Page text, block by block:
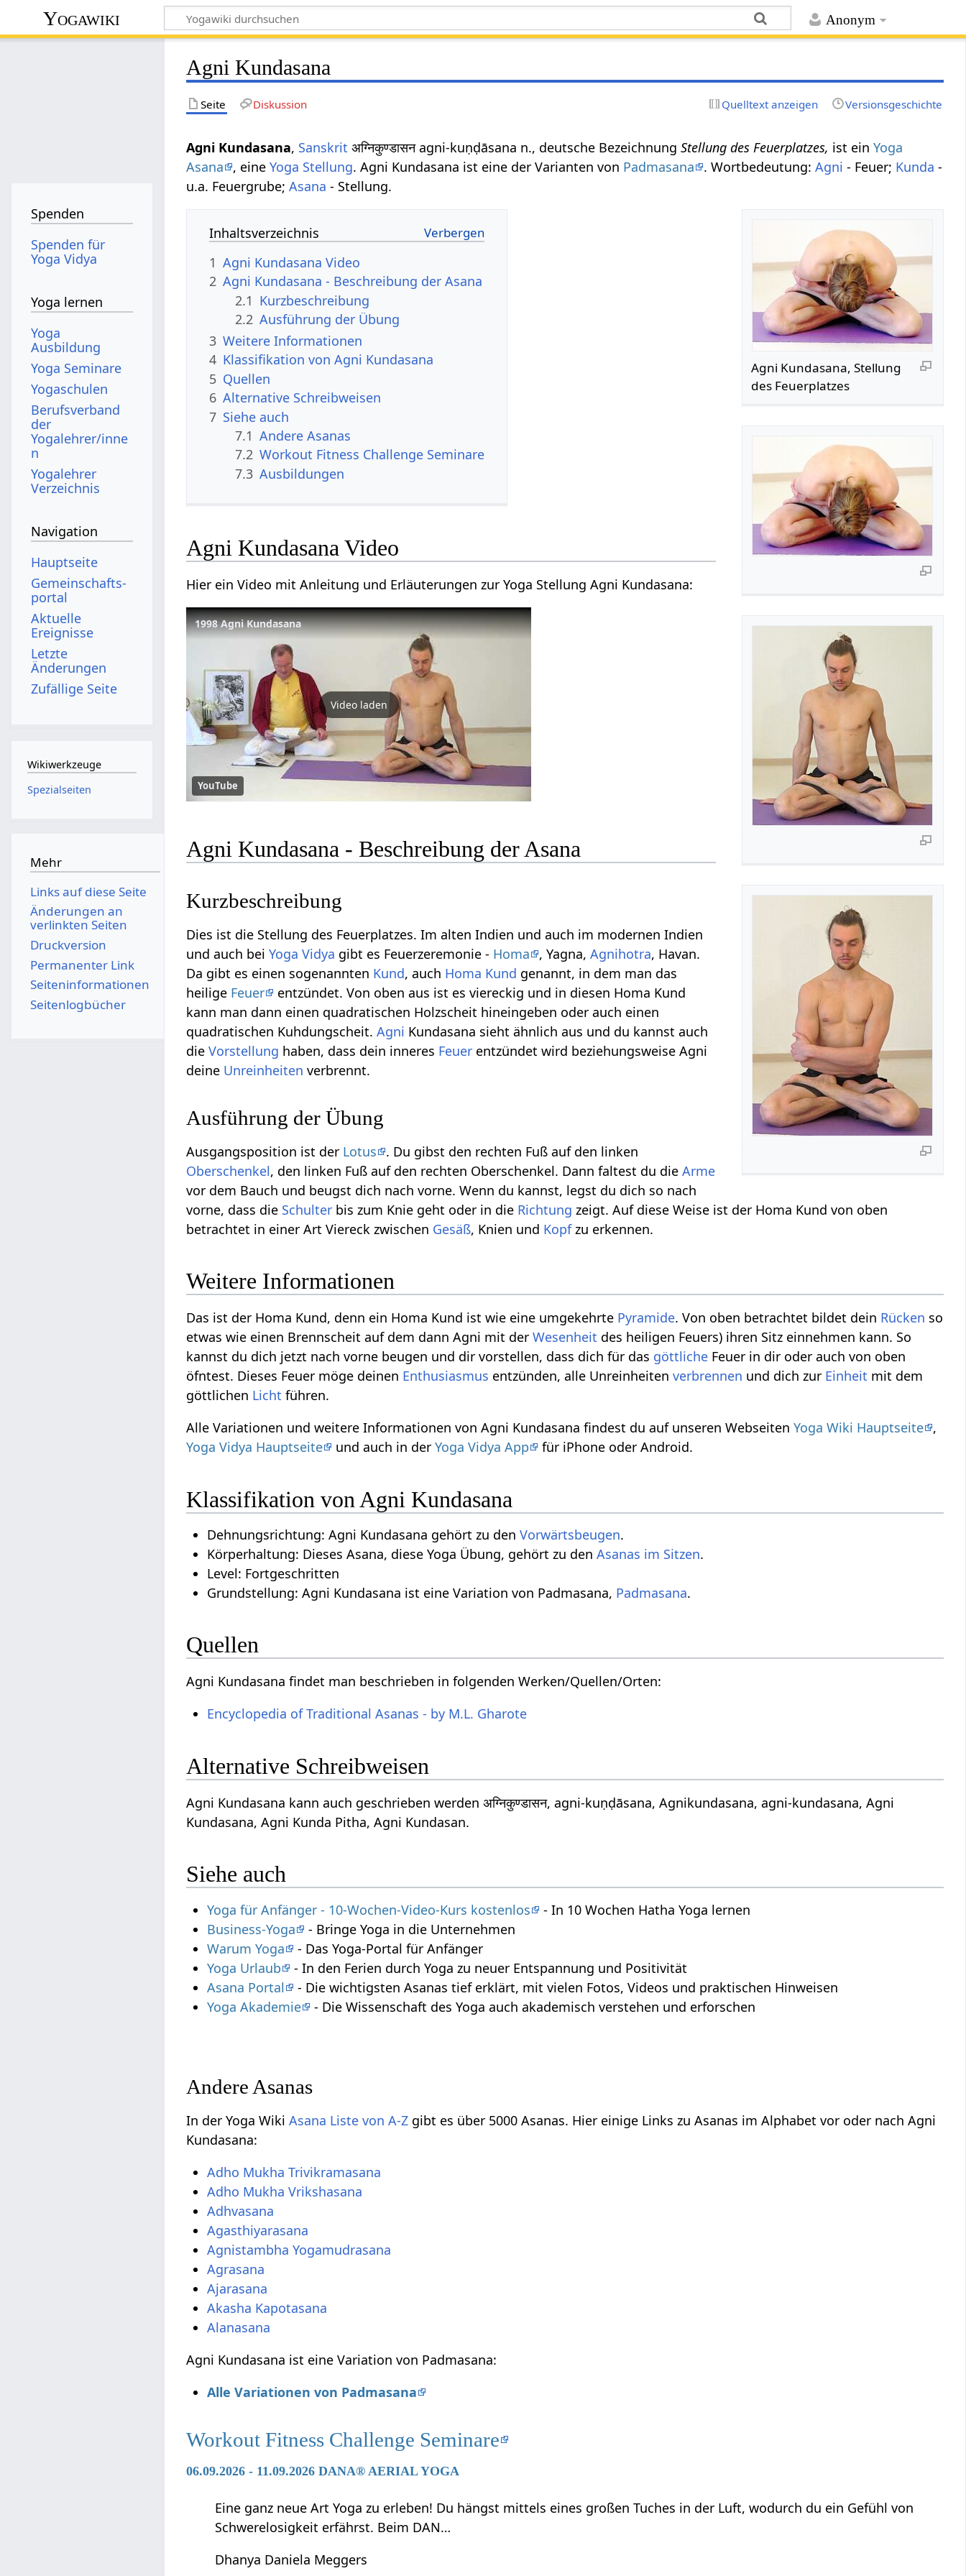
Anonym
Yogawiki
Agni Kundasana
Seite Diskussion Quelltext anzeigen Versionsgeschichte
Agni Kundasana, Sanskrit अग्निकुण्डासन agni-kuṇḍāsana n., deutsche BezeichnungStellung des Feuerplatzes, ist einYoga
Asana
, eineYoga Stellung. Agni Kundasana ist eine der Varianten von Padmasana . Wortbedeutung:Agni - Feuer; Kunda -
u.a. Feuergrube;Asana - Stellung.
Agni Kundasana, Stellung
des Feuerplatzes
Inhaltsverzeichnis
1 Agni Kundasana Video
2 Agni Kundasana - Beschreibung der Asana
2.1 Kurzbeschreibung
2.2 Ausführung der Übung
3 Weitere Informationen
4 Klassifikation von Agni Kundasana
5 Quellen
6 Alternative Schreibweisen
7 Siehe auch
7.1 Andere Asanas
7.2 Workout Fitness Challenge Seminare
7.3 Ausbildungen
Agni Kundasana Video
Hier ein Video mit Anleitung und Erläuterungen zur Yoga Stellung Agni Kundasana:
1998 Agni Kundasana
Video laden
YouTube
Agni Kundasana - Beschreibung der Asana
Kurzbeschreibung
Dies ist die Stellung des Feuerplatzes. Im alten Indien und auch im modernen Indien
und auch beiYoga Vidya gibt es Feuerzeremonie - Homa , Yagna,Agnihotra, Havan.
Da gibt es einen sogenannten Kund, auch Homa Kund genannt, in dem man das
heilige Feuer
entzündet. Von oben aus ist es viereckig und in diesen Homa Kund
kann man dann einen quadratischen Holzscheit hineingeben oder auch einen
quadratischen Kuhdungscheit.Agni Kundasana sieht ähnlich aus und du kannst auch
dieVorstellung haben, dass dein inneres Feuer entzündet wird beziehungsweise Agni
deine Unreinheiten verbrennt.
Ausführung der Übung
Ausgangsposition ist der Lotus
. Du gibst den rechten Fuß auf den linken
Oberschenkel, den linken Fuß auf den rechten Oberschenkel. Dann faltest du dieArme
vor dem Bauch und beugst dich nach vorne. Wenn du kannst, legst du dich so nach
vorne, dass die Schulter bis zum Knie geht oder in die Richtung zeigt. Auf diese Weise ist der Homa Kund von oben
betrachtet in einer Art Viereck zwischen Gesäß, Knien und Kopfzu erkennen.
Weitere Informationen
Das ist der Homa Kund, denn ein Homa Kund ist wie eine umgekehrte Pyramide. Von oben betrachtet bildet dein Rücken so
etwas wie einen Brennscheit auf dem dann Agni mit derWesenheit des heiligen Feuers) ihren Sitz einnehmen kann. So
kannst du dich jetzt nach vorne beugen und dir vorstellen, dass dich für das göttliche Feuer in dir oder auch von oben
öfntest. Dieses Feuer möge deinen Enthusiasmus entzünden, alle Unreinheitenverbrennen und dich zur Einheit mit dem
göttlichen Licht führen.
Alle Variationen und weitere Informationen von Agni Kundasana findest du auf unseren WebseitenYoga Wiki Hauptseite ,
Yoga Vidya Hauptseite
und auch in derYoga Vidya App für iPhone oder Android.
Klassifikation von Agni Kundasana
Dehnungsrichtung: Agni Kundasana gehört zu denVorwärtsbeugen.
Körperhaltung: Dieses Asana, diese Yoga Übung, gehört zu denAsanas im Sitzen.
Level: Fortgeschritten
Grundstellung: Agni Kundasana ist eine Variation von Padmasana, Padmasana.
Quellen
Agni Kundasana findet man beschrieben in folgenden Werken/Quellen/Orten:
Encyclopedia of Traditional Asanas - by M.L. Gharote
Alternative Schreibweisen
Agni Kundasana kann auch geschrieben werden अग्निकुण्डासन, agni-kuṇḍāsana, Agnikundasana, agni-kundasana, Agni
Kundasana, Agni Kunda Pitha, Agni Kundasan.
Siehe auch
Yoga für Anfänger - 10-Wochen-Video-Kurs kostenlos
- In 10 Wochen Hatha Yoga lernen
Business-Yoga
- Bringe Yoga in die Unternehmen
Warum Yoga
- Das Yoga-Portal für Anfänger
Yoga Urlaub
- In den Ferien durch Yoga zu neuer Entspannung und Positivität
Asana Portal
- Die wichtigsten Asanas tief erklärt, mit vielen Fotos, Videos und praktischen Hinweisen
Yoga Akademie
- Die Wissenschaft des Yoga auch akademisch verstehen und erforschen
Andere Asanas
In der Yoga WikiAsana Liste von A-Z gibt es über 5000 Asanas. Hier einige Links zu Asanas im Alphabet vor oder nach Agni
Kundasana:
Adho Mukha Trivikramasana
Adho Mukha Vrikshasana
Adhvasana
Agasthiyarasana
Agnistambha Yogamudrasana
Agrasana
Ajarasana
Akasha Kapotasana
Alanasana
Agni Kundasana ist eine Variation von Padmasana:
Alle Variationen von Padmasana
Workout Fitness Challenge Seminare
06.09.2026 - 11.09.2026 DANA® AERIAL YOGA
Eine ganz neue Art Yoga zu erleben! Du hängst mittels eines großen Tuches in der Luft, wodurch du ein Gefühl von
Schwerelosigkeit erfährst. Beim DAN…
Dhanya Daniela Meggers
Spenden
Spenden für
Yoga Vidya
Yoga lernen
Yoga
Ausbildung
Yoga Seminare
Yogaschulen
Berufsverband
der
Yogalehrer/inne
n
Yogalehrer
Verzeichnis
Navigation
Hauptseite
Gemeinschafts­
portal
Aktuelle
Ereignisse
Letzte
Änderungen
Zufällige Seite
Wikiwerkzeuge
Spezialseiten
Mehr
Links auf diese Seite
Änderungen an
verlinkten Seiten
Druckversion
Permanenter Link
Seiten­­informationen
Seitenlogbücher